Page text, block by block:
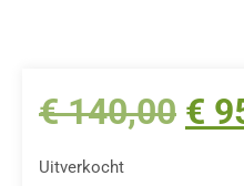
€140,00 €
Uitverkocht